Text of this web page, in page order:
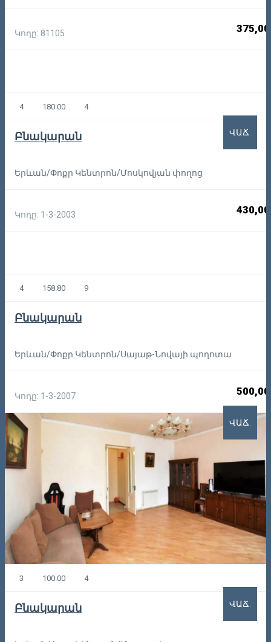
Կոդը: 81105
4 180.00 4
Բնակարան
Երևան/Փոքր Կենտրոն/Մոսկովյան փողոց
Կոդը: 1-3-2003
ՎԱՃ.
4 158.80 9
Բնակարան
Երևան/Փոքր Կենտրոն/Սայաթ-Նովայի պողոտա
Կոդը: 1-3-2007
ՎԱՃ.
3 100.00 4
Բնակարան ՎԱՃ.